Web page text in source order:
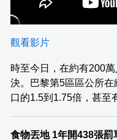
觀看影片
時至今日，在約有200
決。巴黎第5區區公所在
口的1.5到1.75倍，甚至
食物丟地 1年開438張罰